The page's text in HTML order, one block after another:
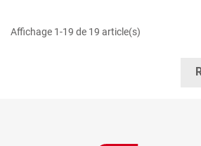
Affichage 1-19 de 19 article(s)